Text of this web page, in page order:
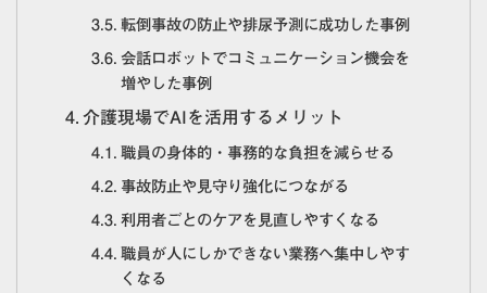
転倒事故の防止や排尿予測に成功した事例
会話ロボットでコミュニケーション機会を
増やした事例
介護現場でAIを活用するメリット
職員の身体的・事務的な負担を減らせる
事故防止や見守り強化につながる
利用者ごとのケアを見直しやすくなる
職員が人にしかできない業務へ集中しやす
くなる